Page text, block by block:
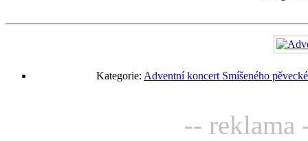
Kategorie: Adventní koncert Smíšeného
-- reklama